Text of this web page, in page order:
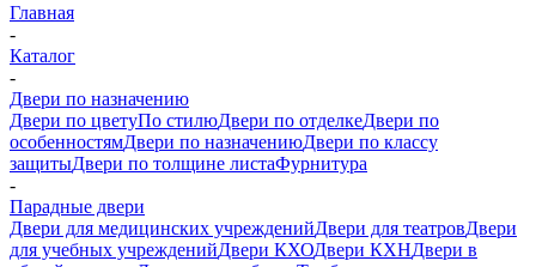
Главная
-
Каталог
-
Двери по назначению
Двери по цветуПо стилюДвери по отделкеДвери по
особенностямДвери по назначениюДвери по классу
защитыДвери по толщине листаФурнитура
-
Парадные двери
Двери для медицинских учрежденийДвери для театровДвери
для учебных учрежденийДвери КХОДвери КХНДвери в